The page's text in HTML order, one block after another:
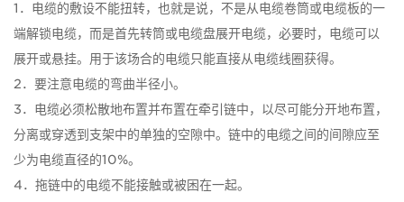
1．电缆的敷设不能扭转，也就是说，不是从电缆卷筒或电缆板的一
端解锁电缆，而是首先转筒或电缆盘展开电缆，必要时，电缆可以
展开或悬挂。用于该场合的电缆只能直接从电缆线圈获得。
2．要注意电缆的弯曲半径小。
3．电缆必须松散地布置并布置在牵引链中，以尽可能分开地布置，
分离或穿透到支架中的单独的空隙中。链中的电缆之间的间隙应至
少为电缆直径的10%。
4．拖链中的电缆不能接触或被困在一起。